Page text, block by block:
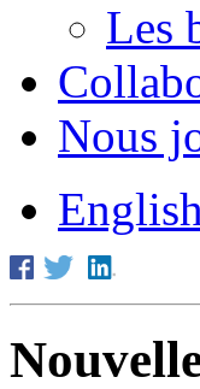
Les
Nous
English